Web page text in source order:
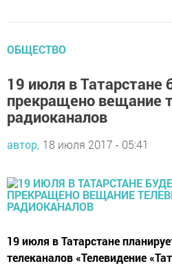
ОБЩЕСТВО
19 июля в Татарстане
прекращено вещание
радиоканалов
автор, 18 июля 2017 - 05:41
19 июля в Татарстане
телеканалов «Телевидение